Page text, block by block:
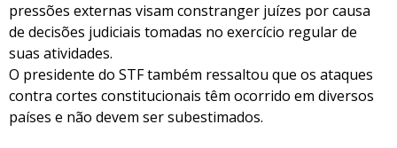
pressões externas visam constranger juízes por causa
de decisões judiciais tomadas no exercício regular de
suas atividades.
O presidente do STF também ressaltou que os ataques
contra cortes constitucionais têm ocorrido em diversos
países e não devem ser subestimados.